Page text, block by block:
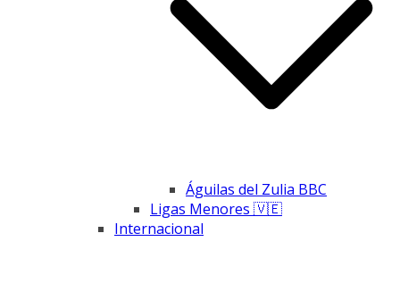
Águilas del Zulia BBC
Ligas Menores 🇻🇪
Internacional